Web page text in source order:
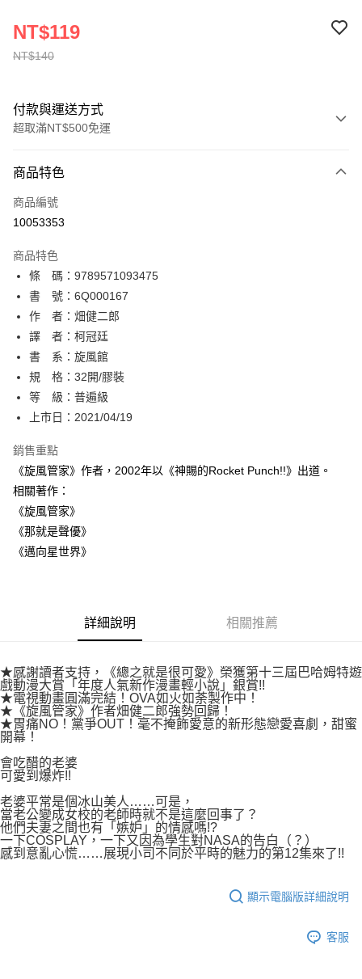
NT$140
NT$119
付款與運送方式
超取滿NT$500免運
信用卡一次付款
超商取貨付款
相關說明
【關於「AFTEE先享後付」】
AFTEE先享後付是「在收到商品之後才付款」的支付方式。 讓您購物簡單
便利好安心！
１．簡單：不需註冊會員、不需綁卡、不需儲值。
２．便利：只要手機號碼，簡訊認證，即可結帳。
３．安心：先確認商品／服務後，再付款。
【「AFTEE先享後付」結帳流程】
１．於結帳方式選擇「AFTEE先享後付」後，將跳轉至「AFTEE先享後付」
結帳頁面，進行簡訊認證並確認金額後，即可完成結帳。
２．訂單成立數日內，您將收到繳費通知簡訊。
ATM／網路銀行／等多元方式進行付款，方視為交易完成。
※ 請注意：結帳手續完成當下不需立刻繳費，但若您需要取消訂單，請聯絡
購買商品的店家。未經商家同意取消之訂單仍視為有效，需透過AFTEE先享
後付繳納相關費用。
※ 交易是否成功請以「AFTEE先享後付 」之結帳頁面顯示為準，若有關於
是否繳費成功／繳費後需取消欲退款等相關疑問，請聯繫「AFTEE先享後付
權轉讓予恩沛科技股份有限公司。
２．關於個人資料處理事宜，請瀏覽以下網址：
https://aftee.tw/terms/#terms3
「AFTEE先享後付」，若未經同意申辦者引起之損失，本公司不負相關責
任。
４．使用「AFTEE先享後付」時，將依據個別帳號之用戶狀況，依本公司即
時審查核予不同之上限額度；若仍有額度不足之情形，本公司將視審查結果
請求用戶進行身份認證。
５．嚴禁一人註冊多個帳號或使用他人資訊註冊。若發現惡意使用之情形，
恩沛科技股份有限公司將有權停止該用戶之使用額度並採取法律行動。
ATM付款
運送方式
全家取貨付款
每筆NT$80，滿NT$500(含以上)免運費
付款後全家取貨
每筆NT$80，滿NT$500(含以上)免運費
付款後萊爾富取貨
每筆NT$80，滿NT$500(含以上)免運費
付款後7-11取貨
每筆NT$80，滿NT$500(含以上)免運費
宅配
每筆NT$100，滿NT$800(含以上)免運費
國家/地區配送 查看運費
商品特色
商品編號
10053353
商品特色
條 碼：9789571093475
書 號：6Q000167
作 者：畑健二郎
譯 者：柯冠廷
書 系：旋風館
規 格：32開/膠裝
等 級：普遍級
上市日：2021/04/19
銷售重點
《旋風管家》作者，2002年以《神賜的Rocket Punch!!》出道。
相關著作：
《旋風管家》
《那就是聲優》
《邁向星世界》
詳細說明 相關推薦
★感謝讀者支持，《總之就是很可愛》榮獲第十三屆巴哈姆特遊
戲動漫大賞「年度人氣新作漫畫輕小說」銀賞!!
★電視動畫圓滿完結！OVA如火如荼製作中！
★《旋風管家》作者畑健二郎強勢回歸！
★胃痛NO！黨爭OUT！毫不掩飾愛意的新形態戀愛喜劇，甜蜜
開幕！
會吃醋的老婆
可愛到爆炸!!
老婆平常是個冰山美人……可是，
當老公變成女校的老師時就不是這麼回事了？
他們夫妻之間也有「嫉妒」的情感嗎!?
一下COSPLAY，一下又因為學生對NASA的告白（？）
感到意亂心慌……展現小司不同於平時的魅力的第12集來了!!
顯示電腦版詳細說明
客服